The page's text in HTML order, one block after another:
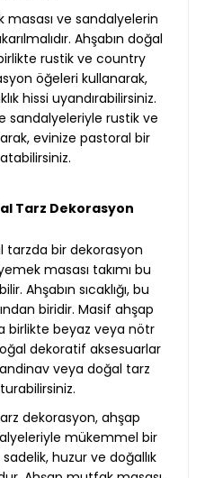
ve sandalyelerin
Ahşabın doğal
rustik ve country
öğeleri kullanarak,
hissi uyandırabilirsiniz.
sandalyeleriyle rustik ve
evinize pastoral bir
Tarz Dekorasyon
tarzda bir dekorasyon
masası takımı bu
Ahşabın sıcaklığı, bu
biridir. Masif ahşap
birlikte beyaz veya nötr
dekoratif aksesuarlar
veya doğal tarz
dekorasyon, ahşap
mükemmel bir
huzur ve doğallık